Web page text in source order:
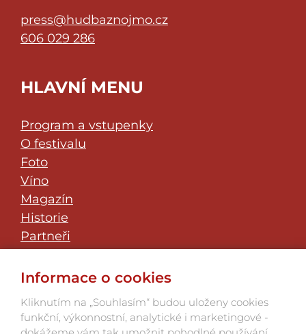
press@hudbaznojmo.cz
606 029 286
HLAVNÍ MENU
Program a vstupenky
O festivalu
Foto
Víno
Magazín
Historie
Partneři
Klub přátel
JazzFest Znojmo
Informace o cookies
Kliknutím na „Souhlasím“ budou uloženy cookies
funkční, výkonnostní, analytické i marketingové -